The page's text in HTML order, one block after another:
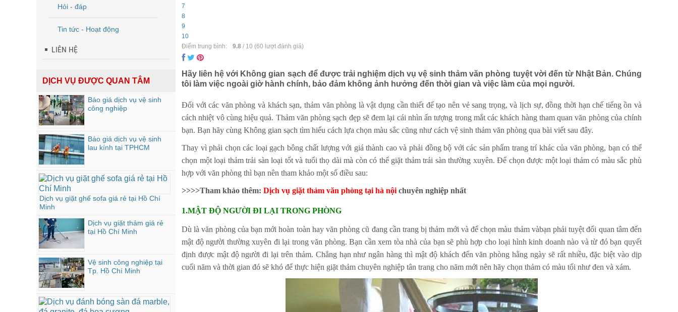
Hỏi - đáp
Tin tức - Hoạt động
LIÊN HỆ
DỊCH VỤ ĐƯỢC QUAN TÂM
Báo giá dịch vụ vệ sinh
công nghiệp
Báo giá dịch vụ vệ sinh
lau kính tại TPHCM
Dịch vụ giặt ghế sofa giá rẻ tại Hồ Chí
Minh
Dịch vụ giặt thảm giá rẻ
tại Hồ Chí Minh
Vệ sinh công nghiệp tại
Tp. Hồ Chí Minh
7
8
9
10
Điểm trung bình:
9.8 / 10 (60 lượt đánh giá)
Hãy liên hệ với Không gian sạch để được trải nghiệm dịch vụ vệ sinh thảm văn phòng tuyệt vời đến từ Nhật Bản. Chúng
tôi làm việc ngoài giờ hành chính, bảo đảm không ảnh hưởng đến thời gian và việc làm của mọi người.
Đối với các văn phòng và khách sạn, thảm văn phòng là vật dụng cần thiết để tạo nên vẻ sang trọng, và lịch sự, đồng thời hạn chế tiếng ồn và
cách nhiệt vô cùng hiệu quả. Thảm văn phòng sạch đẹp sẽ đem lại cái nhìn ấn tượng trong mắt các khách hàng tham quan văn phòng của chính
bạn. Bạn hãy cùng Không gian sạch tìm hiểu cách lựa chọn màu sắc cũng như cách vệ sinh thảm văn phòng qua bài viết sau đây.
Thay vì phải chọn các loại gạch bông chất lượng với giá thành cao và phải đồng bộ với các sản phẩm trang trí khác của văn phòng, bạn có thể
chọn một loại thảm trải sàn loại tốt và tuổi thọ dài mà còn có thể giặt thảm trải sàn thường xuyên. Để chọn được một loại thảm có màu sắc phù
hợp với văn phòng thì bạn nên tham khảo một số điều sau:
>>>>Tham khảo thêm: Dịch vụ giặt thảm văn phòng tại hà nội chuyên nghiệp nhất
1.MẬT ĐỘ NGƯỜI ĐI LẠI TRONG PHÒNG
Dù là văn phòng của bạn mới hoàn toàn hay văn phòng cũ đang cần trang bị thảm mới và để chọn màu thảm vàbạn phải tuyệt đối quan tâm đến
mật độ người thường xuyên đi lại trong văn phòng. Bạn cần xem tòa nhà của bạn sẽ phù hợp cho loại hình kinh doanh nào và từ đó bạn quyết
định được mật độ người đi lại trên thảm. Chẳng hạn như ngân hàng thì mật độ khách đến văn phòng hằng ngày sẽ rất nhiều, đặc biệt vào dịp
cuối năm và thời gian đó sẽ khó để thực hiện giặt thảm chuyên nghiệp tân trang cho năm mới nên hãy chọn thảm có màu tối như đen và xám.